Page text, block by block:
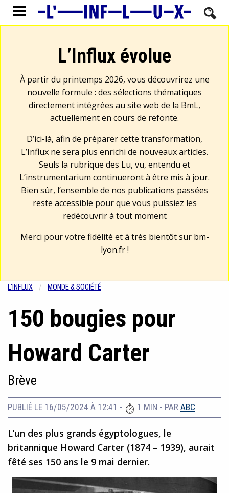
L’Influx évolue
À partir du printemps 2026, vous découvrirez une
nouvelle formule : des sélections thématiques
directement intégrées au site web de la BmL,
actuellement en cours de refonte.
D’ici-là, afin de préparer cette transformation,
L’Influx ne sera plus enrichi de nouveaux articles.
Seuls la rubrique des Lu, vu, entendu et
L’instrumentarium continueront à être mis à jour.
Bien sûr, l’ensemble de nos publications passées
reste accessible pour que vous puissiez les
redécouvrir à tout moment
Merci pour votre fidélité et à très bientôt sur bm-
lyon.fr!
L'INFLUX MONDE & SOCIÉTÉ
150 bougies pour
Howard Carter
Brève
PUBLIÉ LE 16/05/2024 À 12:41 - 1 MIN - PAR ABC
L’un des plus grands égyptologues, le
britannique Howard Carter (1874 – 1939), aurait
fêté ses 150 ans le 9 mai dernier.